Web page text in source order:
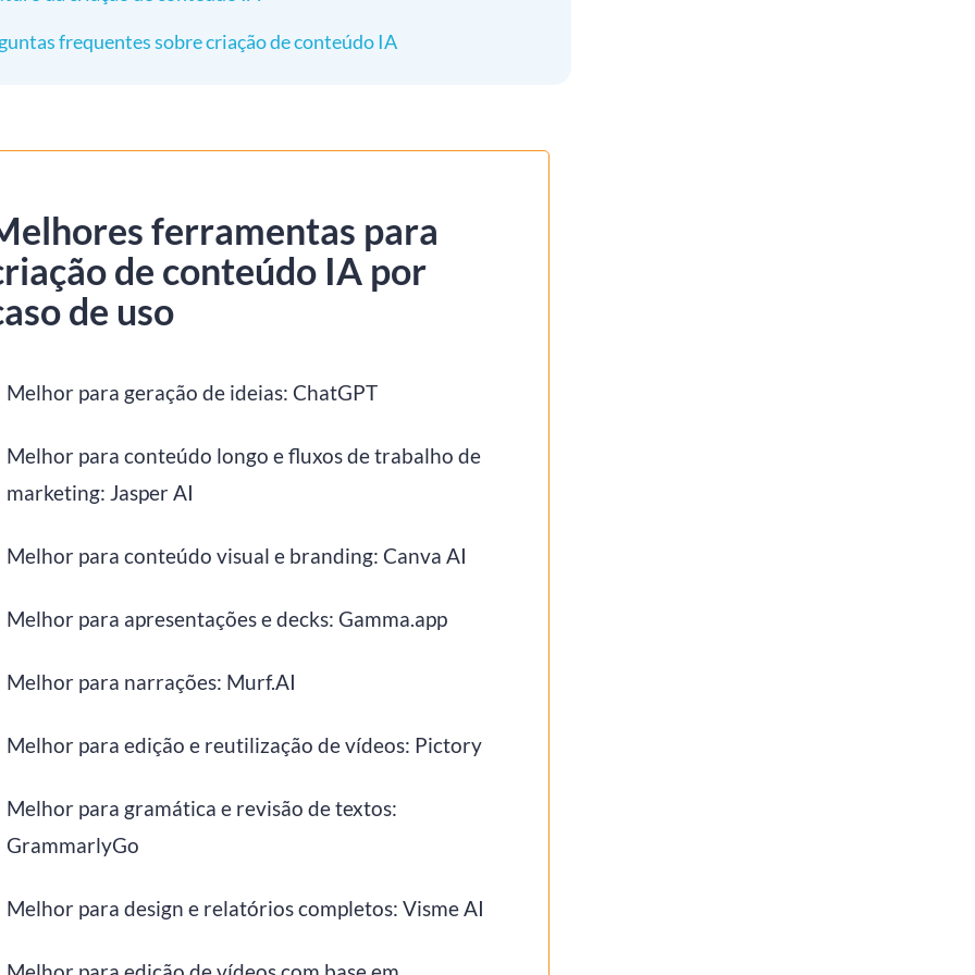
frequentes sobre criação de conteúdo IA
ferramentas para
de conteúdo IA por
de uso
Melhor para geração de ideias: ChatGPT
Melhor para conteúdo longo e fluxos de trabalho de
marketing: Jasper AI
Melhor para conteúdo visual e branding: Canva AI
Melhor para apresentações e decks: Gamma.app
Melhor para narrações: Murf.AI
Melhor para edição e reutilização de vídeos: Pictory
Melhor para gramática e revisão de textos:
GrammarlyGo
Melhor para design e relatórios completos: Visme AI